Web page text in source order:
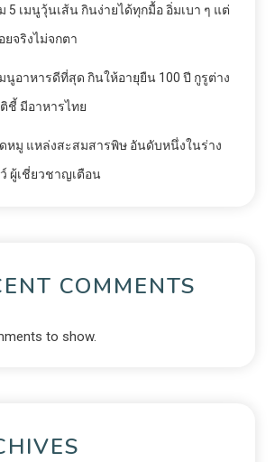
5 เมนูวุ้นเส้น กินง่ายได้ทุกมื้อ อิ่มเบา ๆ แต่
ยจริงไม่จกตา
นูอาหารดีที่สุด กินให้อายุยืน 100 ปี กูรูต่าง
ชี้ มีอาหารไทย
หมู แหล่งสะสมสารพิษ อันดับหนึ่งในร่าง
ผู้เชี่ยวชาญเตือน
COMMENTS
to show.